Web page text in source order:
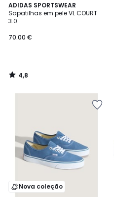
ADIDAS SPORTSWEAR
Sapatilhas em pele VL COURT
3.0
70.00 €
4,8
/ 5
4,8
/
Nova coleção